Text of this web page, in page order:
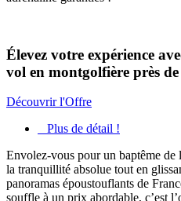
Élevez votre expérience
vol en montgolfière près de
Découvrir l'Offre
Plus de détail !
Envolez-vous pour un baptême de
la tranquillité absolue tout en
panoramas époustouflants de
souffle à un prix abordable, c’est